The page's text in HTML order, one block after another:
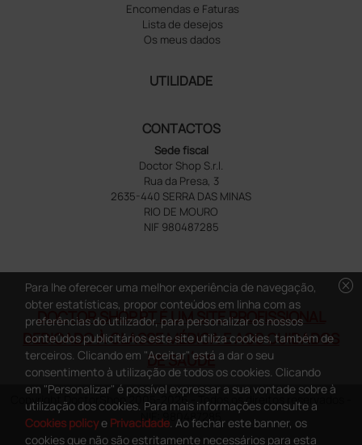
Encomendas e Faturas
Lista de desejos
Os meus dados
UTILIDADE
CONTACTOS
Sede fiscal
Doctor Shop S.r.l.
Rua da Presa, 3
2635-440 SERRA DAS MINAS
RIO DE MOURO
NIF 980487285
DOCTOR SHOP.PT É UM SITE PROFISSIONAL
DEDICADO À CLASSE MÉDICA E AOS CUIDADOS
DE SAÚDE
Copyright DoctorShop 2005-2026 - Todos os direitos reservados -
NIF: 980487285
cancel
Para lhe oferecer uma melhor experiência de navegação,
obter estatísticas, propor conteúdos em linha com as
preferências do utilizador, para personalizar os nossos
conteúdos publicitários este site utiliza cookies, também de
terceiros. Clicando em "Aceitar" está a dar o seu
consentimento à utilização de todos os cookies. Clicando
em "Personalizar" é possível expressar a sua vontade sobre à
utilização dos cookies. Para mais informações consulte a
Cookies policye Privacidade. Ao fechar este banner, os
cookies que não são estritamente necessários para esta